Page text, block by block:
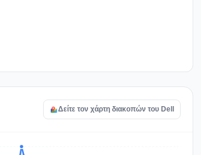
Δείτε τον χάρτη διακοπών του Dell